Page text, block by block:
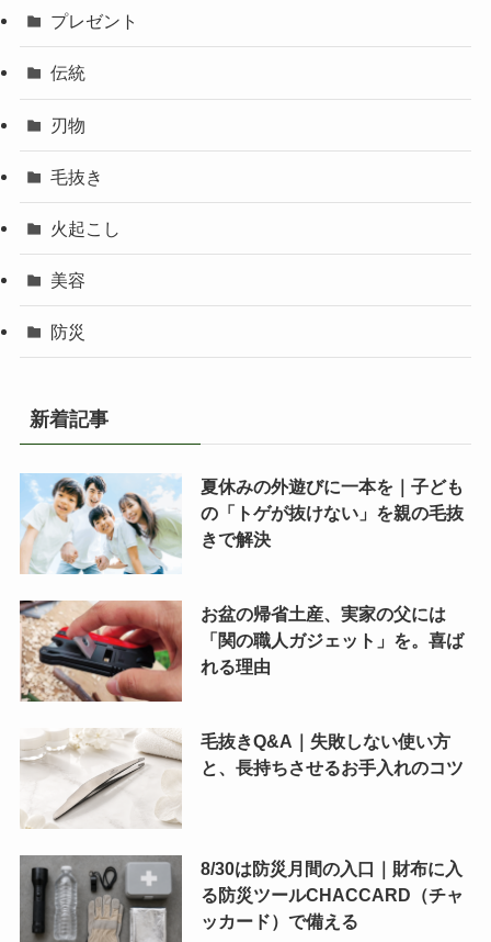
プレゼント
伝統
刃物
毛抜き
火起こし
美容
防災
新着記事
夏休みの外遊びに一本を｜子ども
の「トゲが抜けない」を親の毛抜
きで解決
お盆の帰省土産、実家の父には
「関の職人ガジェット」を。喜ば
れる理由
毛抜きQ&A｜失敗しない使い方
と、長持ちさせるお手入れのコツ
8/30は防災月間の入口｜財布に入
る防災ツールCHACCARD（チャ
ッカード）で備える